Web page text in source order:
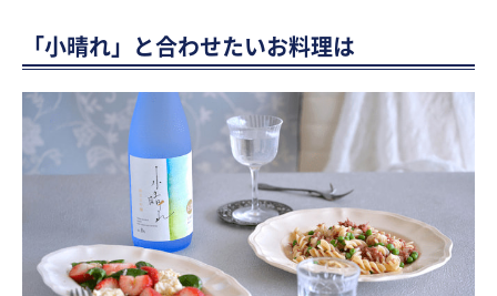
「小晴れ」と合わせたいお料理は